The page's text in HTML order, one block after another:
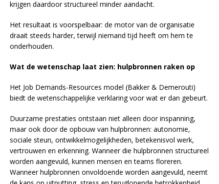
krijgen daardoor structureel minder aandacht.
Het resultaat is voorspelbaar: de motor van de organisatie
draait steeds harder, terwijl niemand tijd heeft om hem te
onderhouden.
Wat de wetenschap laat zien: hulpbronnen raken op
Het Job Demands-Resources model (Bakker & Demerouti)
biedt de wetenschappelijke verklaring voor wat er dan gebeurt.
Duurzame prestaties ontstaan niet alleen door inspanning,
maar ook door de opbouw van hulpbronnen: autonomie,
sociale steun, ontwikkelmogelijkheden, betekenisvol werk,
vertrouwen en erkenning. Wanneer die hulpbronnen structureel
worden aangevuld, kunnen mensen en teams floreren.
Wanneer hulpbronnen onvoldoende worden aangevuld, neemt